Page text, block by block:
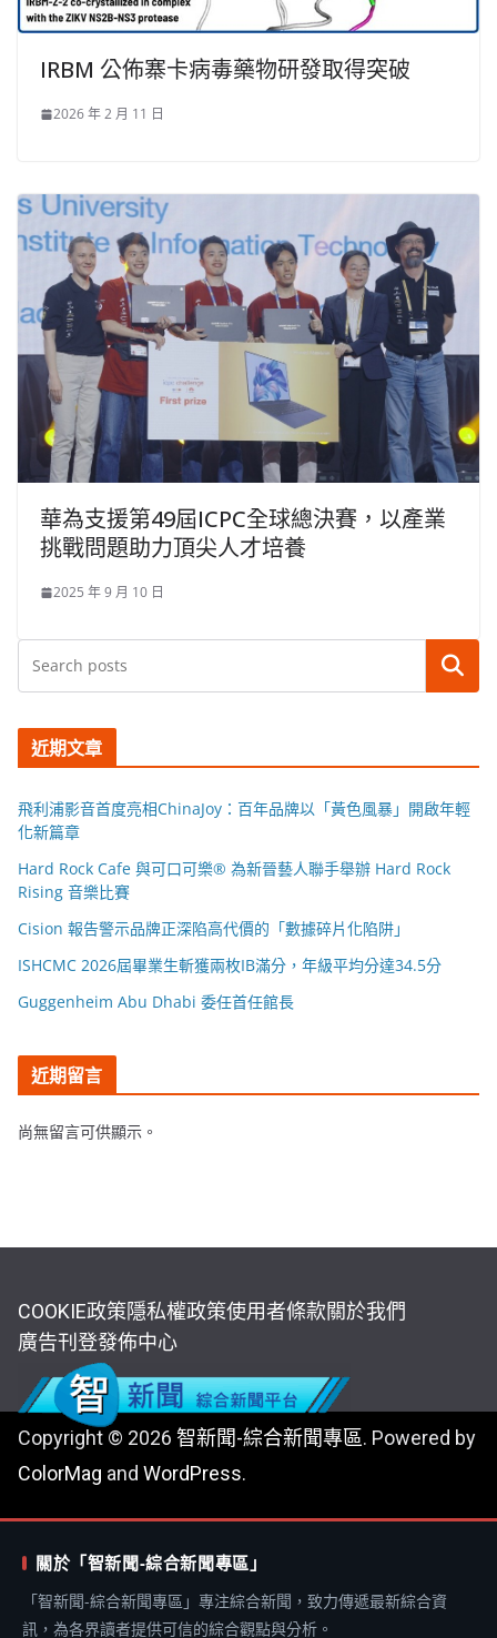
IRBM 公佈寨卡病毒藥物研發取得突破
2026 年 2 月 11 日
華為支援第49屆ICPC全球總決賽，以產業
挑戰問題助力頂尖人才培養
2025 年 9 月 10 日
搜尋
近期文章
飛利浦影音首度亮相ChinaJoy：百年品牌以「黃色風暴」開啟年輕
化新篇章
Hard Rock Cafe 與可口可樂® 為新晉藝人聯手舉辦 Hard Rock
Rising 音樂比賽
Cision 報告警示品牌正深陷高代價的「數據碎片化陷阱」
ISHCMC 2026屆畢業生斬獲兩枚IB滿分，年級平均分達34.5分
Guggenheim Abu Dhabi 委任首任館長
近期留言
尚無留言可供顯示。
COOKIE政策隱私權政策使用者條款關於我們
廣告刊登發佈中心
Copyright © 2026 智新聞-綜合新聞專區. Powered by
ColorMag and WordPress.
關於「智新聞-綜合新聞專區」
「智新聞-綜合新聞專區」專注綜合新聞，致力傳遞最新綜合資
訊，為各界讀者提供可信的綜合觀點與分析。